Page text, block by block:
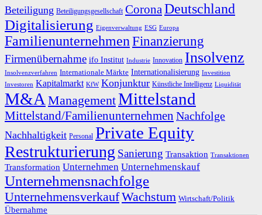
Beteiligung Beteiligungsgesellschaft Corona Deutschland
Digitalisierung Eigenverwaltung ESG Europa
Familienunternehmen Finanzierung
Firmenübernahme ifo Institut Industrie Innovation Insolvenz
Insolvenzverfahren Internationale Märkte Internationalisierung Investition
Investoren Kapitalmarkt KfW Konjunktur Künstliche Intelligenz Liquidität
M&A ManagementMittelstand
Mittelstand/Familienunternehmen Nachfolge
Nachhaltigkeit Personal Private Equity
Restrukturierung Sanierung Transaktion Transaktionen
Transformation Unternehmen Unternehmenskauf
Unternehmensnachfolge
UnternehmensverkaufWachstum Wirtschaft/Politik
Übernahme